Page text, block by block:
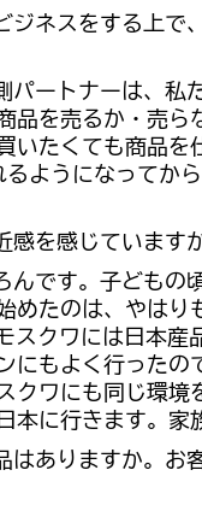
ジネスをする上で
パートナーは、私
品を売るか・売ら
いたくても商品を
るようになってか
感を感じていますか
んです。子どもの
めたのは、やはり
スクワには日本産
にもよく行ったの
クワにも同じ環
本に行きます。家
はありますか。お